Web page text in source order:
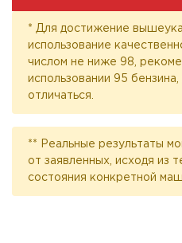
* Для достижение
использование
числом не ниже 98,
использовании 95
отличаться.
** Реальные результаты
от заявленных, исходя из
состояния конкретной